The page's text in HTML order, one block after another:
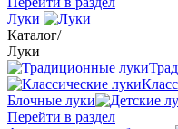
Луки
Каталог/
Луки
Блочные луки
Перейти в раздел